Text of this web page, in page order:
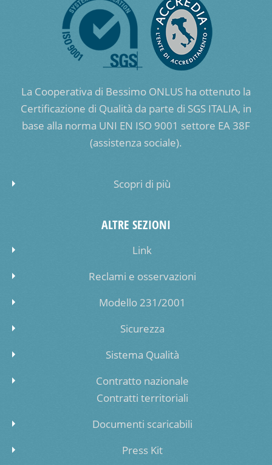
La Cooperativa di Bessimo ONLUS ha ottenuto la
Certificazione di Qualità da parte di SGS ITALIA, in
base alla norma UNI EN ISO 9001 settore EA 38F
(assistenza sociale).
Scopri di più
ALTRE SEZIONI
Link
Reclami e osservazioni
Modello 231/2001
Sicurezza
Sistema Qualità
Contratto nazionale
Contratti territoriali
Documenti scaricabili
Press Kit